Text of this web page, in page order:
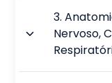
3.
Nervoso,